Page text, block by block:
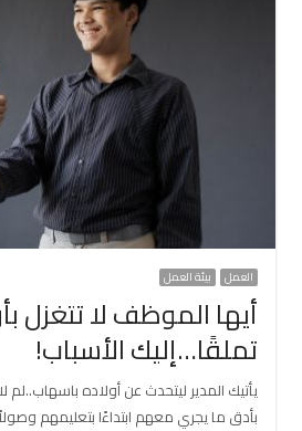
العمل بيئة العمل
أيها الموظف لا تتغزل
تملقًا…إليك الأسباب!
يأتيك المدير ليتحدث عن أولاده
بأدق ما يجري معهم ابتداءًا بتعليمهم